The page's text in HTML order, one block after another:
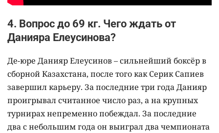
4. Вопрос до 69 кг. Чего ждать от
Данияра Елеусинова?
Де-юре Данияр Елеусинов – сильнейший боксёр в
сборной Казахстана, после того как Серик Сапиев
завершил карьеру. За последние три года Данияр
проигрывал считанное число раз, а на крупных
турнирах непременно побеждал. За последние
два с небольшим года он выиграл два чемпионата